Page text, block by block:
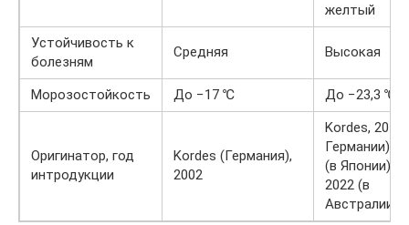
желтый
Устойчивость к
болезням
Средняя Высокая
Морозостойкость До −17 ℃ До −23,3 ℃
Оригинатор, год
интродукции
Kordes (Германия),
2002
Kordes, 2014
Германии),
(в Японии),
2022 (в
Австралии)